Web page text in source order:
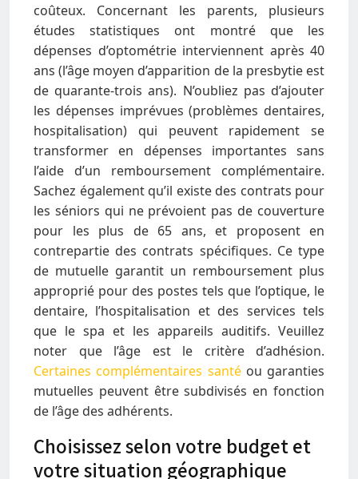
coûteux. Concernant les parents, plusieurs
études statistiques ont montré que les
dépenses d’optométrie interviennent après 40
ans (l’âge moyen d’apparition de la presbytie est
de quarante-trois ans). N’oubliez pas d’ajouter
les dépenses imprévues (problèmes dentaires,
hospitalisation) qui peuvent rapidement se
transformer en dépenses importantes sans
l’aide d’un remboursement complémentaire.
Sachez également qu’il existe des contrats pour
les séniors qui ne prévoient pas de couverture
pour les plus de 65 ans, et proposent en
contrepartie des contrats spécifiques. Ce type
de mutuelle garantit un remboursement plus
approprié pour des postes tels que l’optique, le
dentaire, l’hospitalisation et des services tels
que le spa et les appareils auditifs. Veuillez
noter que l’âge est le critère d’adhésion.
Certaines complémentaires santéou garanties
mutuelles peuvent être subdivisés en fonction
de l’âge des adhérents.
Choisissez selon votre budget et
votre situation géographique